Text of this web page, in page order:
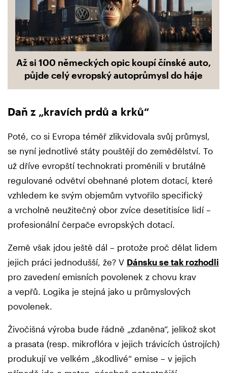
Až si 100 německých opic koupí čínské auto,
půjde celý evropský autoprůmysl do háje
Daň z „kravích prdů a krků“
Poté, co si Evropa téměř zlikvidovala svůj průmysl,
se nyní jednotlivé státy pouštějí do zemědělství. To
už dříve evropští technokrati proměnili v brutálně
regulované odvětví obehnané plotem dotací, které
vzhledem ke svým objemům vytvořilo specifický
a vrcholně neužitečný obor zvíce desetitisíce lidí –
profesionální čerpače evropských dotací.
Země však jdou ještě dál – protože proč dělat lidem
jejich práci jednodušší, že? V Dánsku se tak rozhodli
pro zavedení emisních povolenek z chovu krav
a vepřů. Logika je stejná jako u průmyslových
povolenek.
Živočišná výroba bude řádně „zdaněna“, jelikož skot
a prasata (resp. mikroflóra v jejich trávicích ústrojích)
produkují ve velkém „škodlivé“ emise – v jejich